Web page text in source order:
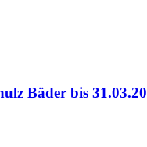
Bäder bis